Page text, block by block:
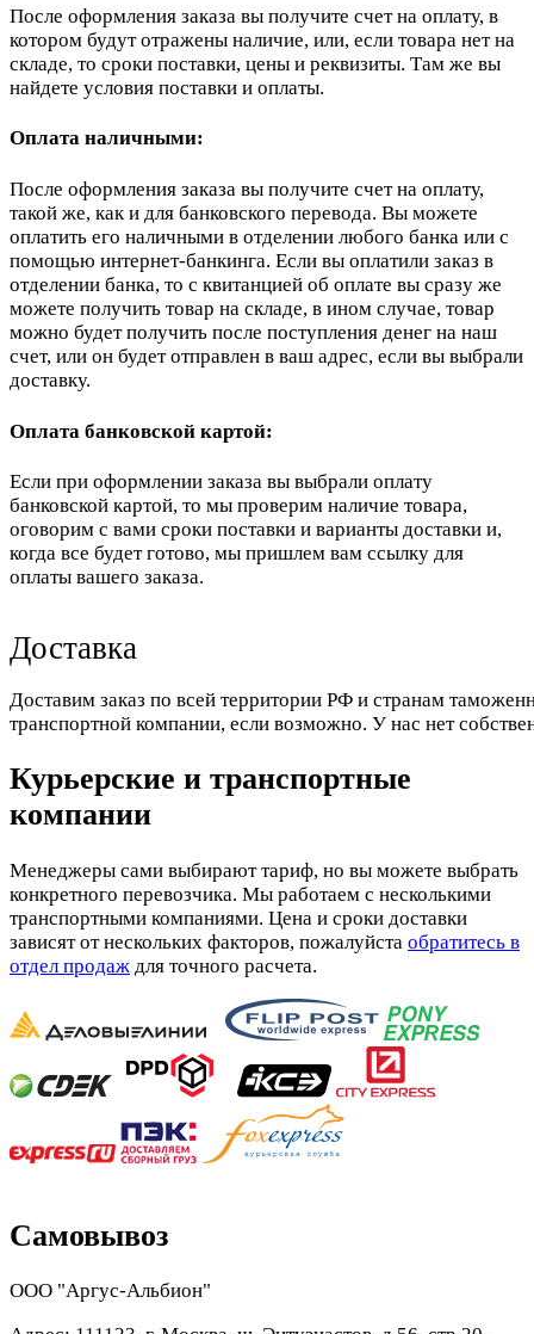
После оформления заказа вы получите счет на оплату, в
котором будут отражены наличие, или, если товара нет на
складе, то сроки поставки, цены и реквизиты. Там же вы
найдете условия поставки и оплаты.
Оплата наличными:
После оформления заказа вы получите счет на оплату,
такой же, как и для банковского перевода. Вы можете
оплатить его наличными в отделении любого банка или с
помощью интернет-банкинга. Если вы оплатили заказ в
отделении банка, то с квитанцией об оплате вы сразу же
можете получить товар на складе, в ином случае, товар
можно будет получить после поступления денег на наш
счет, или он будет отправлен в ваш адрес, если вы выбрали
доставку.
Оплата банковской картой:
Если при оформлении заказа вы выбрали оплату
банковской картой, то мы проверим наличие товара,
оговорим с вами сроки поставки и варианты доставки и,
когда все будет готово, мы пришлем вам ссылку для
оплаты вашего заказа.
Доставка
Доставим заказ по всей территории РФ и странам
транспортной компании, если возможно. У нас нет
Курьерские и транспортные
компании
Менеджеры сами выбирают тариф, но вы можете выбрать
конкретного перевозчика. Мы работаем с несколькими
транспортными компаниями. Цена и сроки доставки
зависят от нескольких факторов, пожалуйста обратитесь в
отдел продаж для точного расчета.
Самовывоз
ООО "Аргус-Альбион"